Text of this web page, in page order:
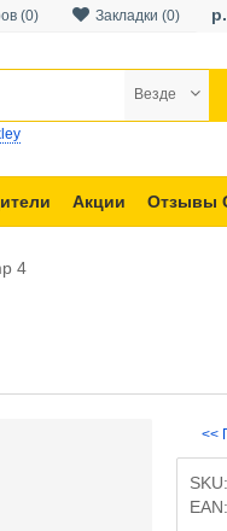
р.
Закладки (0)
(0)
Везде
Акции Отзывы
4
<<
SKU:
EAN: